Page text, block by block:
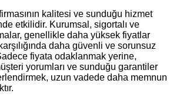
kalitesi ve sunduğu hizmet
etkilidir. Kurumsal, sigortalı ve
genellikle daha yüksek fiyatlar
daha güvenli ve sorunsuz
fiyata odaklanmak yerine,
yorumları ve sunduğu garantiler
uzun vadede daha memnun